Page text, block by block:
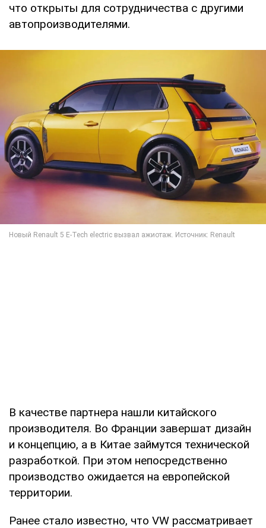
что открыты для сотрудничества с другими
автопроизводителями.
В качестве партнера нашли китайского
производителя. Во Франции завершат дизайн
и концепцию, а в Китае займутся технической
разработкой. При этом непосредственно
производство ожидается на европейской
территории.
Ранее стало известно, что VW рассматривает